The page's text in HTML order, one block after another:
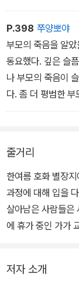
P.398 쭈양뽀야
부모의 죽음을 알
동요했다. 깊은 슬
나 부모의 죽음이
다. 좀 더 평범한
줄거리
한여름 호화 별장
과정에 대해 입을
살아남은 사람들은
에 휴가 중인 가가
저자 소개